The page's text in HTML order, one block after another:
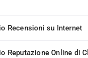
Recensioni su Internet
Reputazione Online di